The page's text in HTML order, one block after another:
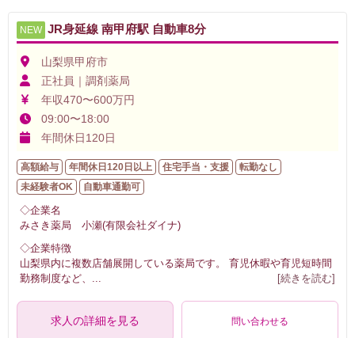
NEW JR身延線 南甲府駅 自動車8分
山梨県甲府市
正社員｜調剤薬局
年収470〜600万円
09:00〜18:00
年間休日120日
高額給与 年間休日120日以上 住宅手当・支援
転勤なし
未経験者OK
自動車通勤可
◇企業名
みさき薬局 小瀬(有限会社ダイナ)
◇企業特徴
山梨県内に複数店舗展開している薬局です。 育児休暇や育児短時間
勤務制度など、
[続きを読む]
求人の詳細を見る 問い合わせる